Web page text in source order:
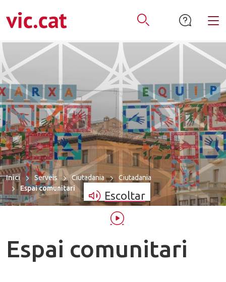
al contingut
a la navegació
de contacte
Obrir Cercador
Escoltar
Inici Serveis Ciutadania
Ciutadania
Espai comunitari
Espai comunitari